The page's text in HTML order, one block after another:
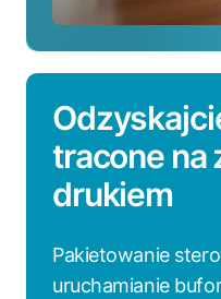
tracone na
drukiem
Pakietowanie
uruchamianie